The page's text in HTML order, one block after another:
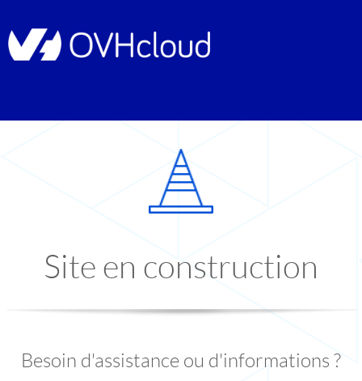
Site en construction
Besoin d'assistance ou d'informations ?